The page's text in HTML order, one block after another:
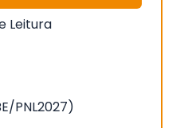
Leitura
PNL2027)